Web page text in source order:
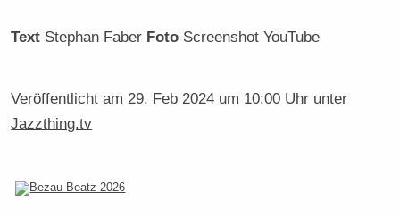
Text Stephan Faber Foto Screenshot YouTube
Veröffentlicht am29. Feb 2024 um 10:00 Uhr unter
Jazzthing.tv